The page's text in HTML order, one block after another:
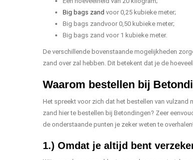
Big bags zand voor 0,25 kubieke meter;
Big bags zandvoor 0,50 kubieke meter;
Big bags zand voor 1 kubieke meter.
De verschillende bovenstaande mogelijkheden
zand over zal hebben. Dit betekent dat je de
Waarom bestellen bij
Het spreekt voor zich dat het bestellen van vulzand
zand hier te bestellen bij Betondingen? Zeer
de onderstaande punten je zeker weten te
1.) Omdat je altijd bent